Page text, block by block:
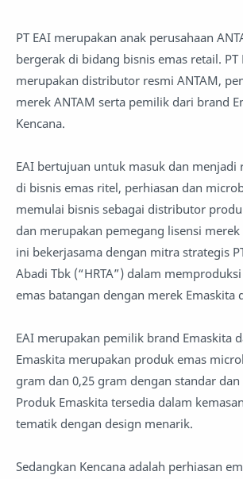
PT EAI merupakan anak perusahaan
bergerak di bidang bisnis emas retail. PT
merupakan distributor resmi ANTAM,
merek ANTAM serta pemilik dari brand
Kencana.
EAI bertujuan untuk masuk dan menjadi
di bisnis emas ritel, perhiasan dan
memulai bisnis sebagai distributor
dan merupakan pemegang lisensi merek
ini bekerjasama dengan mitra strategis
Abadi Tbk (“HRTA”) dalam
emas batangan dengan merek Emaskita
EAI merupakan pemilik brand Emaskita
Emaskita merupakan produk emas
gram dan 0,25 gram dengan standar dan
Produk Emaskita tersedia dalam
tematik dengan design menarik.
Sedangkan Kencana adalah perhiasan